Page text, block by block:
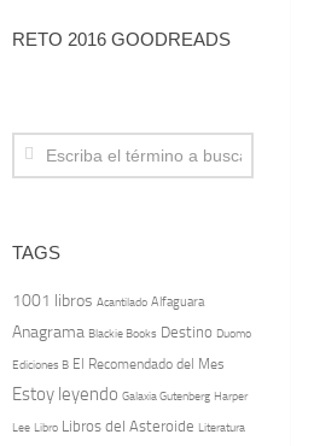
RETO 2016 GOODREADS
TAGS
1001 libros Acantilado Alfaguara
Anagrama Blackie Books Destino Duomo
Ediciones B El Recomendado del Mes
Estoy leyendo Galaxia Gutenberg Harper
Lee Libro Libros del Asteroide Literatura